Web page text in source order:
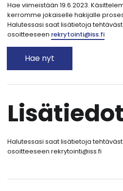
Hae viimeistään 19.6.2023.
kerromme jokaiselle hakijalle
Halutessasi saat lisätietoja
osoitteeseen rekrytointi@iss.fi
Hae nyt
Lisätiedot
Halutessasi saat lisätietoja
osoitteeseen rekrytointi@iss.fi